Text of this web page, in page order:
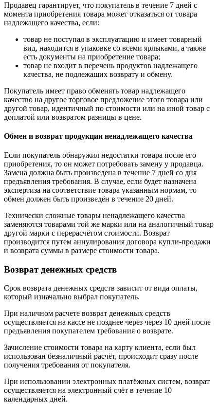
Продавец гарантирует, что покупатель в течение 7 дней с
момента приобретения товара может отказаться от товара
надлежащего качества, если:
товар не поступал в эксплуатацию и имеет товарный
вид, находится в упаковке со всеми ярлыками, а также
есть документы на приобретение товара;
товар не входит в перечень продуктов надлежащего
качества, не подлежащих возврату и обмену.
Покупатель имеет право обменять товар надлежащего
качество на другое торговое предложение этого товара или
другой товар, идентичный по стоимости или на иной товар с
доплатой или возвратом разницы в цене.
Обмен и возврат продукции ненадлежащего качества
Если покупатель обнаружил недостатки товара после его
приобретения, то он может потребовать замену у продавца.
Замена должна быть произведена в течение 7 дней со дня
предъявления требования. В случае, если будет назначена
экспертиза на соответствие товара указанным нормам, то
обмен должен быть произведён в течение 20 дней.
Технически сложные товары ненадлежащего качества
заменяются товарами той же марки или на аналогичный товар
другой марки с перерасчётом стоимости. Возврат
производится путем аннулирования договора купли-продажи
и возврата суммы в размере стоимости товара.
Возврат денежных средств
Срок возврата денежных средств зависит от вида оплаты,
который изначально выбрал покупатель.
При наличном расчете возврат денежных средств
осуществляется на кассе не позднее через через 10 дней после
предъявления покупателем требования о возврате.
Зачисление стоимости товара на карту клиента, если был
использован безналичный расчёт, происходит сразу после
получения требования от покупателя.
При использовании электронных платёжных систем, возврат
осуществляется на электронный счёт в течение 10
календарных дней.